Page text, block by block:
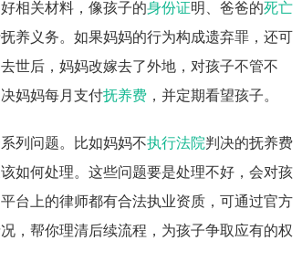
相关材料，像孩子的身份证明、爸爸的死亡
抚养义务。如果妈妈的行为构成遗弃罪，还可
世后，妈妈改嫁去了外地，对孩子不管不
决妈妈每月支付抚养费 ，并定期看望孩子。
列问题。比如妈妈不执行法院判决的抚养费
如何处理。这些问题要是处理不好，会对孩
台上的律师都有合法执业资质，可通过官方
，帮你理清后续流程，为孩子争取应有的权